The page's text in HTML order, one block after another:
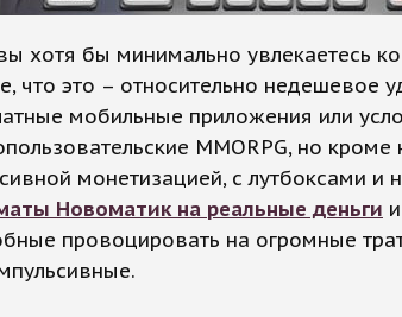
хотя бы минимально увлекаетесь
что это – относительно недешевое
мобильные приложения или
MMORPG, но кроме
монетизацией, с лутбоксами
Новоматик на реальные деньги
провоцировать на огромные